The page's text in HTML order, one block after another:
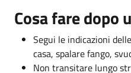
Cosa fare dopo
Segui le indicazioni
casa, spalare fango,
Non transitare lungo